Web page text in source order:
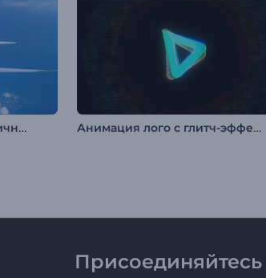
Анимация лого: Реалистичный самолет Анимация лого с глитч-эффектом